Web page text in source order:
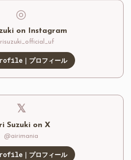
◎
on Instagram
｜プロフィール
𝕏
Suzuki on X
@airimania
｜プロフィール